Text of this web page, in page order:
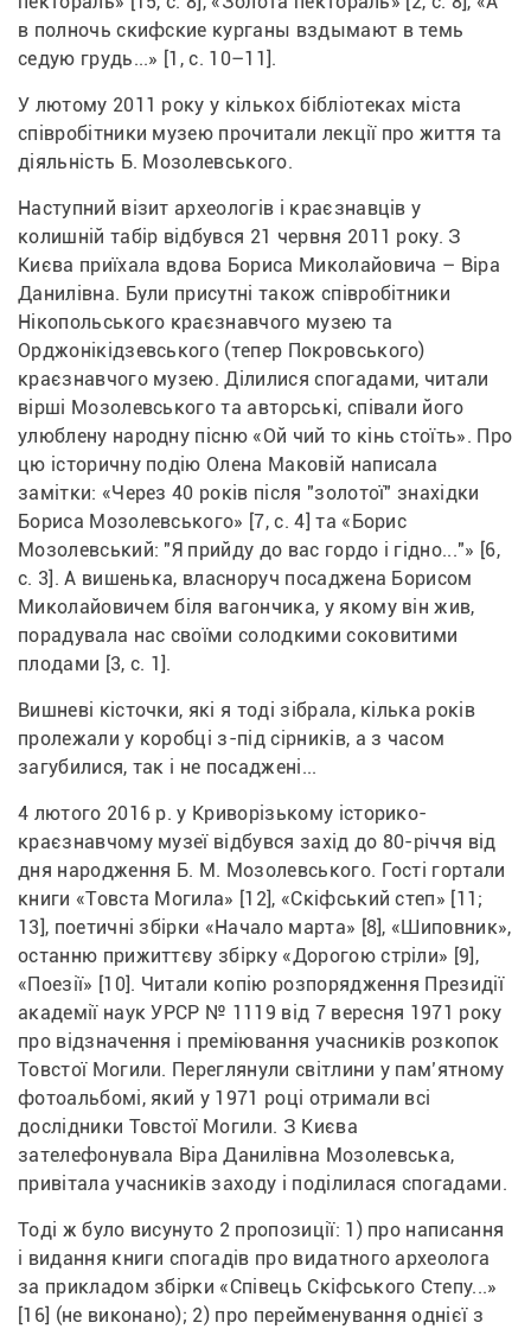
в полночь скифские курганы вздымают в темь
седую грудь...» [1, с. 10–11].
У лютому 2011 року у кількох бібліотеках міста
співробітники музею прочитали лекції про життя та
діяльність Б. Мозолевського.
Наступний візит археологів і краєзнавців у
колишній табір відбувся 21 червня 2011 року. З
Києва приїхала вдова Бориса Миколайовича – Віра
Данилівна. Були присутні також співробітники
Нікопольського краєзнавчого музею та
Орджонікідзевського (тепер Покровського)
краєзнавчого музею. Ділилися спогадами, читали
вірші Мозолевського та авторські, співали його
улюблену народну пісню «Ой чий то кінь стоїть». Про
цю історичну подію Олена Маковій написала
замітки: «Через 40 років після "золотої" знахідки
Бориса Мозолевського» [7, с. 4] та «Борис
Мозолевський: "Я прийду до вас гордо і гідно..."» [6,
с. 3]. А вишенька, власноруч посаджена Борисом
Миколайовичем біля вагончика, у якому він жив,
порадувала нас своїми солодкими соковитими
плодами [3, с. 1].
Вишневі кісточки, які я тоді зібрала, кілька років
пролежали у коробці з-під сірників, а з часом
загубилися, так і не посаджені...
4 лютого 2016 р. у Криворізькому історико-
краєзнавчому музеї відбувся захід до 80-річчя від
дня народження Б. М. Мозолевського. Гості гортали
книги «Товста Могила» [12], «Скіфський степ» [11;
13], поетичні збірки «Начало марта» [8], «Шиповник»,
останню прижиттєву збірку «Дорогою стріли» [9],
«Поезії» [10]. Читали копію розпорядження Президії
академії наук УРСР № 1119 від 7 вересня 1971 року
про відзначення і преміювання учасників розкопок
Товстої Могили. Переглянули світлини у пам’ятному
фотоальбомі, який у 1971 році отримали всі
дослідники Товстої Могили. З Києва
зателефонувала Віра Данилівна Мозолевська,
привітала учасників заходу і поділилася спогадами.
Тоді ж було висунуто 2 пропозиції: 1) про написання
і видання книги спогадів про видатного археолога
за прикладом збірки «Співець Скіфського Степу...»
[16] (не виконано); 2) про перейменування однієї з